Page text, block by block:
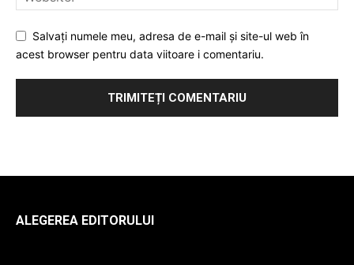
Salvați numele meu, adresa de e-mail și site-ul web în
acest browser pentru data viitoare i comentariu.
ALEGEREA EDITORULUI